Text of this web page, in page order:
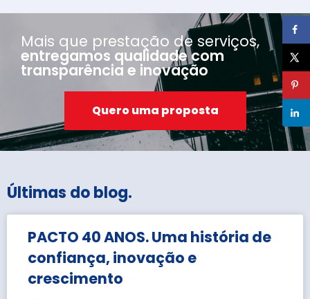
Mais que prestação de serviços,
entregamos qualidade com
transparência e inovação
Quero uma proposta
Últimas do blog.
PACTO 40 ANOS. Uma história de
confiança, inovação e
crescimento